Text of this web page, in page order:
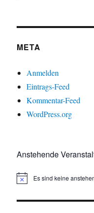
META
Anmelden
Eintrags-Feed
Kommentar-Feed
WordPress.org
Anstehende
H
Es sind keine